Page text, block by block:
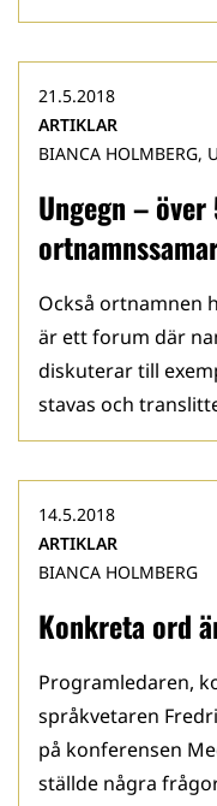
Ungegn –
21.5.2018
ARTIKLAR
BIANCA HOLMBERG,
Också ortnamnen
är ett forum där
diskuterar till
stavas och
Konkreta ord
14.5.2018
ARTIKLAR
BIANCA HOLMBERG
Programledaren,
språkvetaren
på konferensen
ställde några